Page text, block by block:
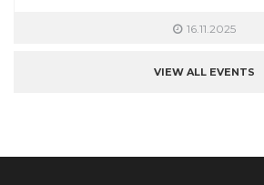
16.11.2025
VIEW ALL EVENTS